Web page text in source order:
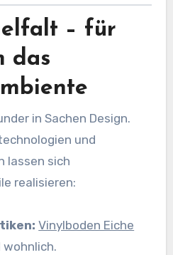
– für
das
in Sachen Design.
und
lassen sich
realisieren:
Vinylboden Eiche
wohnlich.